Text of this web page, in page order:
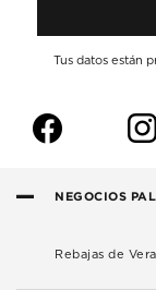
Tus datos están
f i
NEGOCIOS
Rebajas de